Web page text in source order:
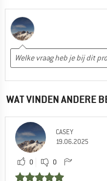
WAT VINDEN ANDERE
CASEY
19.06.2025
0 0